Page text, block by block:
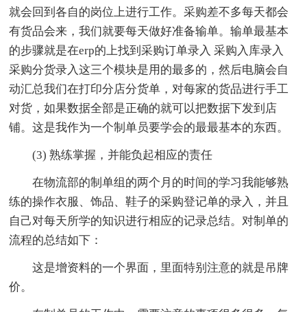
就会回到各自的岗位上进行工作。采购差不多每天都会
有货品会来，我们就要每天做好准备输单。输单最基本
的步骤就是在erp的上找到采购订单录入 采购入库录入
采购分货录入这三个模块是用的最多的，然后电脑会自
动汇总我们在打印分店分货单，对每家的货品进行手工
对货，如果数据全部是正确的就可以把数据下发到店
铺。这是我作为一个制单员要学会的最最基本的东西。
(3) 熟练掌握，并能负起相应的责任
在物流部的制单组的两个月的时间的学习我能够熟
练的操作衣服、饰品、鞋子的采购登记单的录入，并且
自己对每天所学的知识进行相应的记录总结。对制单的
流程的总结如下：
这是增资料的一个界面，里面特别注意的就是吊牌
价。